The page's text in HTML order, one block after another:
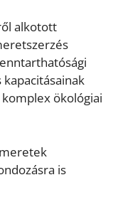
alkotott
ökológiai
is